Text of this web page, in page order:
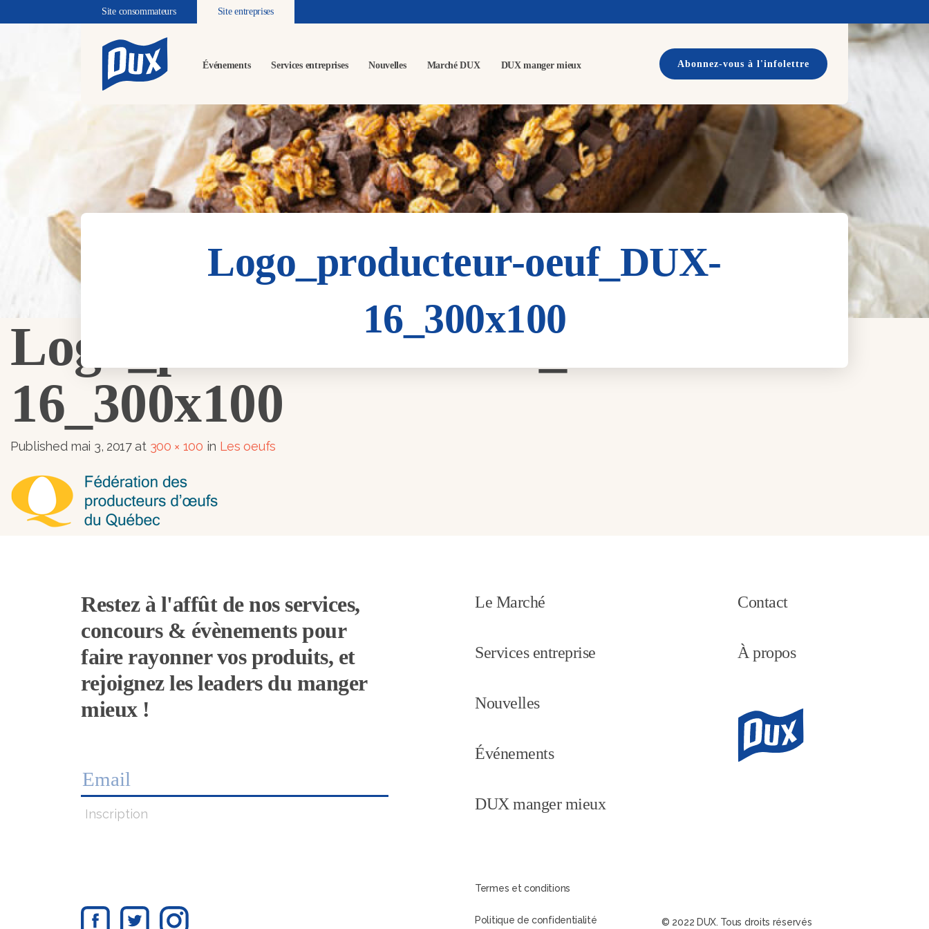
Site consommateurs Site entreprises
Événements Services entreprises Nouvelles Marché DUX DUX manger mieux Abonnez-vous à l'infolettre
Logo_producteur-oeuf_DUX-
16_300x100
Logo_producteur-oeuf_DUX-
16_300x100
Published mai 3, 2017at 300 × 100 in Les oeufs
Restez à l'affût de nos services,
concours & évènements pour
faire rayonner vos produits, et
rejoignez les leaders du manger
mieux !
Inscription
Le Marché
Services entreprise
Nouvelles
Événements
DUX manger mieux
Contact
À propos
Termes et conditions
Politique de confidentialité © 2022 DUX. Tous droits réservés